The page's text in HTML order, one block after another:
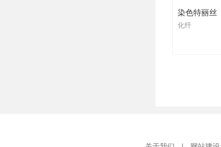
染色特丽丝
化纤